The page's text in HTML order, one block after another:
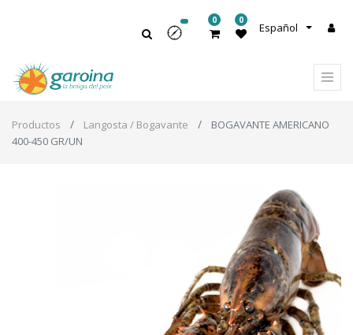
Español
0 0
Productos Langosta / Bogavante
BOGAVANTE AMERICANO
400-450 GR/UN